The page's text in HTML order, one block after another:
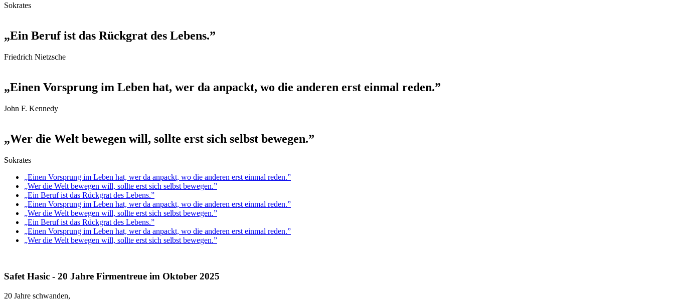
Sokrates
„Ein Beruf ist das Rückgrat des Lebens.”
Friedrich Nietzsche
„Einen Vorsprung im Leben hat, wer da anpackt, wo die anderen erst einmal reden.”
John F. Kennedy
„Wer die Welt bewegen will, sollte erst sich selbst bewegen.”
Sokrates
„Einen Vorsprung im Leben hat, wer da anpackt, wo die anderen erst einmal reden.”
„Wer die Welt bewegen will, sollte erst sich selbst bewegen.”
„Ein Beruf ist das Rückgrat des Lebens.”
„Einen Vorsprung im Leben hat, wer da anpackt, wo die anderen erst einmal reden.”
„Wer die Welt bewegen will, sollte erst sich selbst bewegen.”
„Ein Beruf ist das Rückgrat des Lebens.”
„Einen Vorsprung im Leben hat, wer da anpackt, wo die anderen erst einmal reden.”
„Wer die Welt bewegen will, sollte erst sich selbst bewegen.”
Safet Hasic - 20 Jahre Firmentreue im Oktober 2025
20 Jahre schwanden,